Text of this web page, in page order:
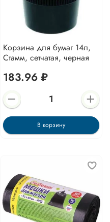
Корзина для бумаг 14л,
Стамм, сетчатая, черная
183.96 ₽
В корзину